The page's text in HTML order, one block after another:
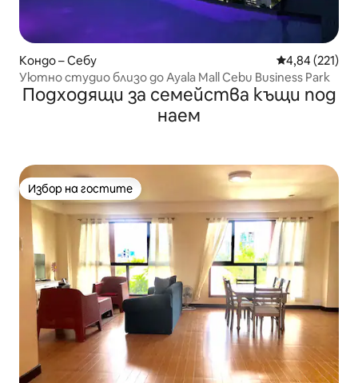
Кондо – Себу Средна
4,84 (221)
Уютно студио близо до Ayala Mall Cebu Business Park
Подходящи за семейства къщи под
наем
Избор на гостите
Избор на гостите